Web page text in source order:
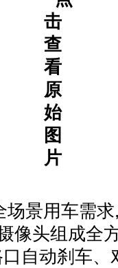
场景用车需
像头组成全
自动刹车、